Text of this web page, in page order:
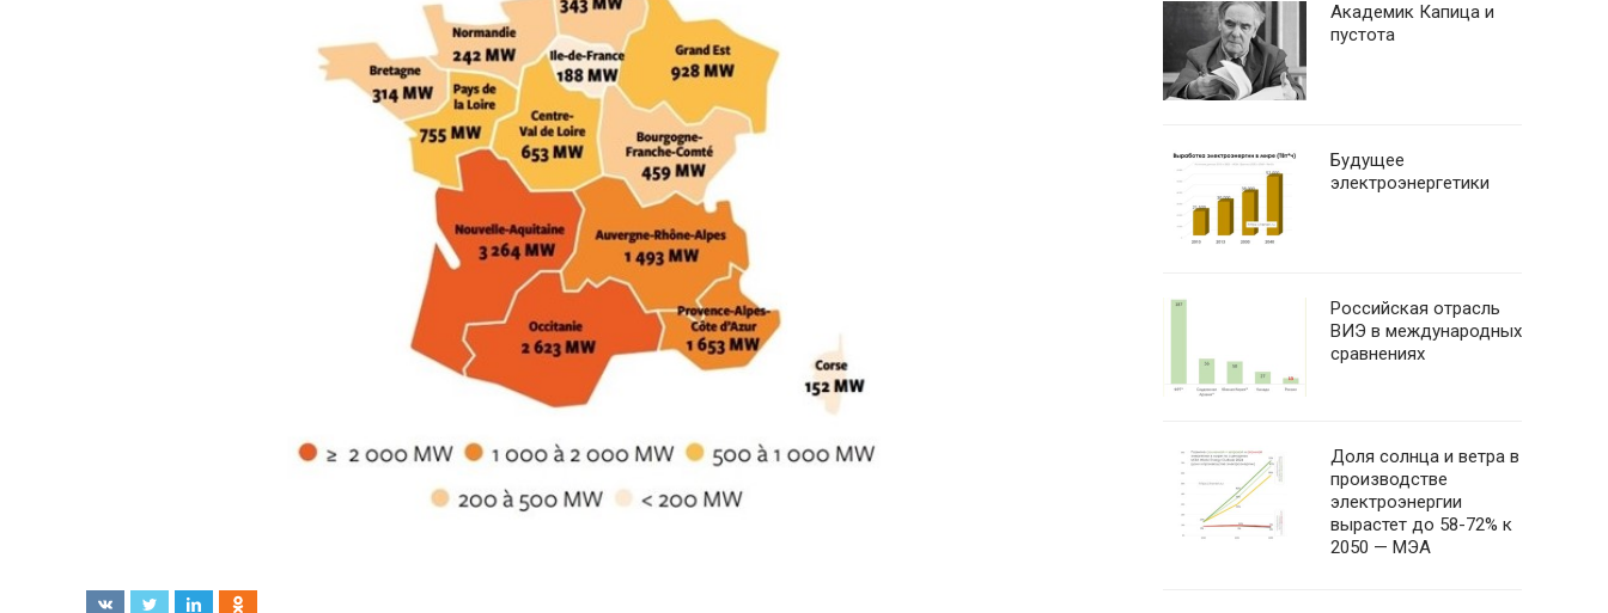
Академик Капица и
пустота
Будущее
электроэнергетики
Российская отрасль
ВИЭ в международных
сравнениях
Доля солнца и ветра в
производстве
электроэнергии
вырастет до 58-72% к
2050 — МЭА